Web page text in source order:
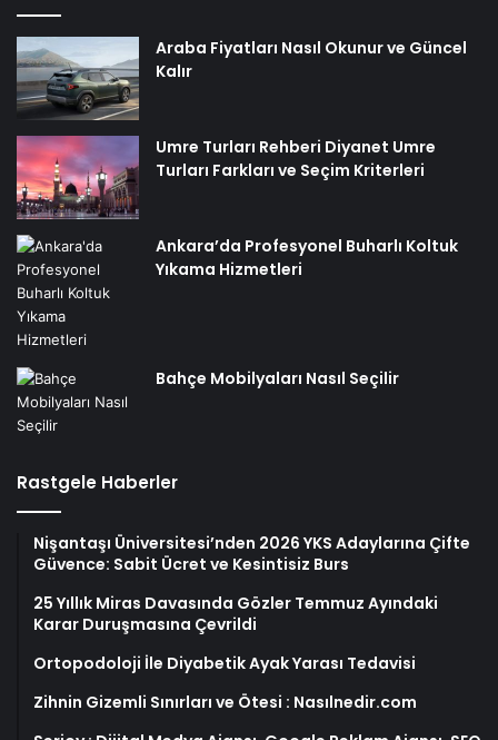
Araba Fiyatları Nasıl Okunur ve Güncel
Kalır
Umre Turları Rehberi Diyanet Umre
Turları Farkları ve Seçim Kriterleri
Ankara’da Profesyonel Buharlı Koltuk
Yıkama Hizmetleri
Bahçe Mobilyaları Nasıl Seçilir
Rastgele Haberler
Nişantaşı Üniversitesi’nden 2026 YKS Adaylarına Çifte
Güvence: Sabit Ücret ve Kesintisiz Burs
25 Yıllık Miras Davasında Gözler Temmuz Ayındaki
Karar Duruşmasına Çevrildi
Ortopodoloji İle Diyabetik Ayak Yarası Tedavisi
Zihnin Gizemli Sınırları ve Ötesi : Nasılnedir.com